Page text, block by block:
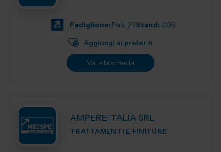
Padiglione: Pad. 22Stand: C06
Aggiungi ai preferiti
Vai alla scheda
AMPERE ITALIA SRL
TRATTAMENTI E FINITURE